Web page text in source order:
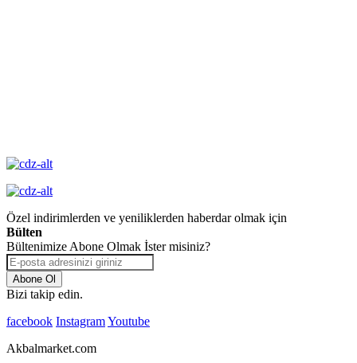
Özel indirimlerden ve yeniliklerden haberdar olmak için
Bülten
Bültenimize Abone Olmak İster misiniz?
Abone Ol
Bizi takip edin.
facebook InstagramYoutube
Akbalmarket.com